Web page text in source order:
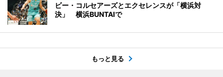
ビー・コルセアーズとエクセレンスが「横浜対
決」 横浜BUNTAIで
もっと見る